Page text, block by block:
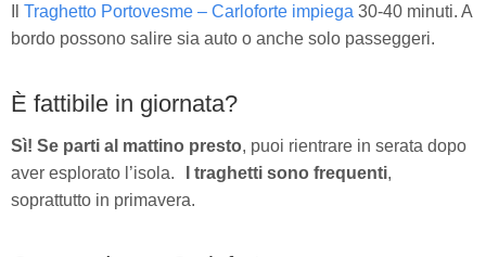
Traghetto Portovesme – Carloforte impiega 30-40 minuti. A
bordo possono salire sia auto o anche solo passeggeri.
È fattibile in giornata?
Sì! Se parti al mattino presto, puoi rientrare in serata dopo
aver esplorato l’isola.
I traghetti sono frequenti,
soprattutto in primavera.